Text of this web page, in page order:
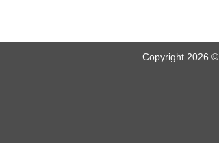
Copyright 2026 ©